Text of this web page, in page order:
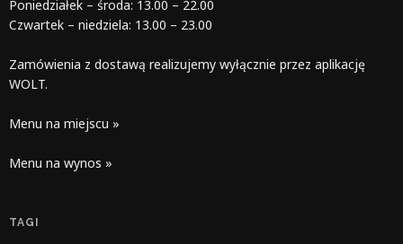
Poniedziałek – środa: 13.00 – 22.00
Czwartek – niedziela: 13.00 – 23.00
Zamówienia z dostawą realizujemy wyłącznie przez aplikację
WOLT.
Menu na miejscu »
Menu na wynos »
TAGI